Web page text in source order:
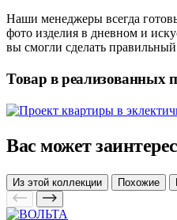
Наши менеджеры всегда
фото изделия в дневном и
вы смогли сделать
Товар в реализованных
Вас может
Из этой коллекции Похожие